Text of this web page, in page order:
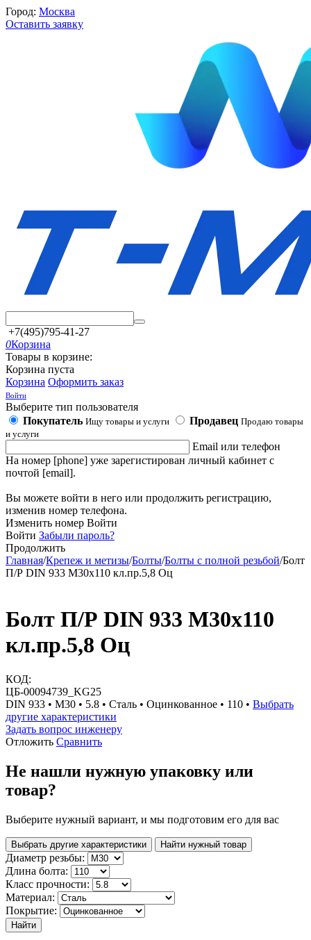
Город: Москва
Оставить заявку
+7(495)795-41-27
0Корзина
Товары в корзине:
Корзина пуста
Корзина Оформить заказ
Войти
Выберите тип пользователя
Покупатель Ищу товары и услуги Продавец Продаю товары
и услуги
Email или телефон
На номер [phone] уже зарегистирован личный кабинет с
почтой [email].
Вы можете войти в него или продолжить регистрацию,
изменив номер телефона.
Изменить номер Войти
Войти Забыли пароль?
Продолжить
Главная/Крепеж и метизы/Болты/Болты с полной резьбой/Болт
П/Р DIN 933 М30х110 кл.пр.5,8 Оц
Болт П/Р DIN 933 М30х110
кл.пр.5,8 Оц
КОД:
ЦБ-00094739_KG25
DIN 933 • М30 • 5.8 • Сталь • Оцинкованное • 110 • Выбрать
другие характеристики
Задать вопрос инженеру
Отложить Сравнить
Не нашли нужную упаковку или
товар?
Выберите нужный вариант, и мы подготовим его для вас
Выбрать другие характеристики Найти нужный товар
Диаметр резьбы:
Длина болта:
Класс прочности:
Материал:
Покрытие:
Найти